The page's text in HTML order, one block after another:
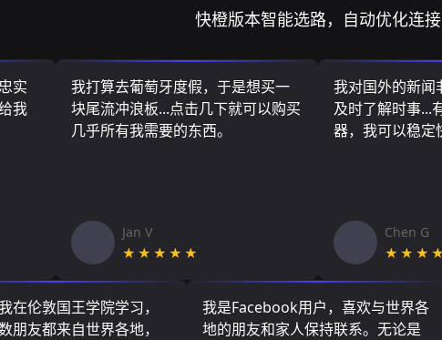
快橙版本智能选路，自动优化连接
实
我
我打算去葡萄牙度假，于是想买一
块尾流冲浪板...点击几下就可以购买
几乎所有我需要的东西。
Jan V
★★★★★
我对国外的新闻
及时了解时事...
器，我可以稳定
Chen G
在伦敦国王学院学习，
朋友都来自世界各地，
我是Facebook用户，喜欢与世界各
地的朋友和家人保持联系。无论是